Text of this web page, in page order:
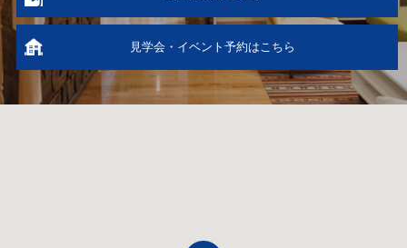
見学会・イベント予約はこちら